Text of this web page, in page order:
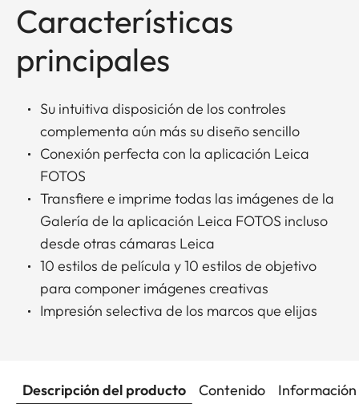
Características
principales
Su intuitiva disposición de los controles
complementa aún más su diseño sencillo
Conexión perfecta con la aplicación Leica
FOTOS
Transfiere e imprime todas las imágenes de la
Galería de la aplicación Leica FOTOS incluso
desde otras cámaras Leica
10 estilos de película y 10 estilos de objetivo
para componer imágenes creativas
Impresión selectiva de los marcos que elijas
Descripción del producto Contenido